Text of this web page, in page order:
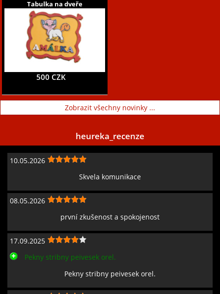
Tabulka na dveře
500 CZK
Zobrazit všechny novinky ...
heureka_recenze
10.05.2026
Skvela komunikace
08.05.2026
první zkušenost a spokojenost
17.09.2025
Pekny stribny peivesek orel.
Pekny stribny peivesek orel.